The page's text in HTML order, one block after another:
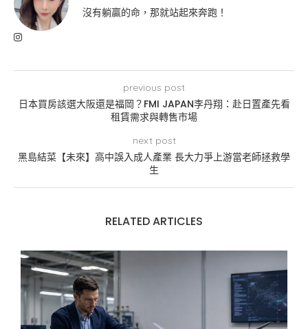
沒有躺贏的命，那就站起來奔跑！
previous post
日本買房該選大阪還是福岡？FMI JAPAN李丹翔：赴日置產先看
租賃需求與轉售市場
next post
黑島結菜【未來】高中誤入成人產業 長大力爭上游當老師拯救學
生
RELATED ARTICLES